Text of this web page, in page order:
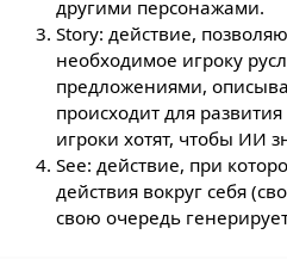
другими персонажами.
Story: действие,
необходимое игроку
предложениями,
происходит для
игроки хотят, чтобы ИИ
See: действие, при
действия вокруг себя
свою очередь